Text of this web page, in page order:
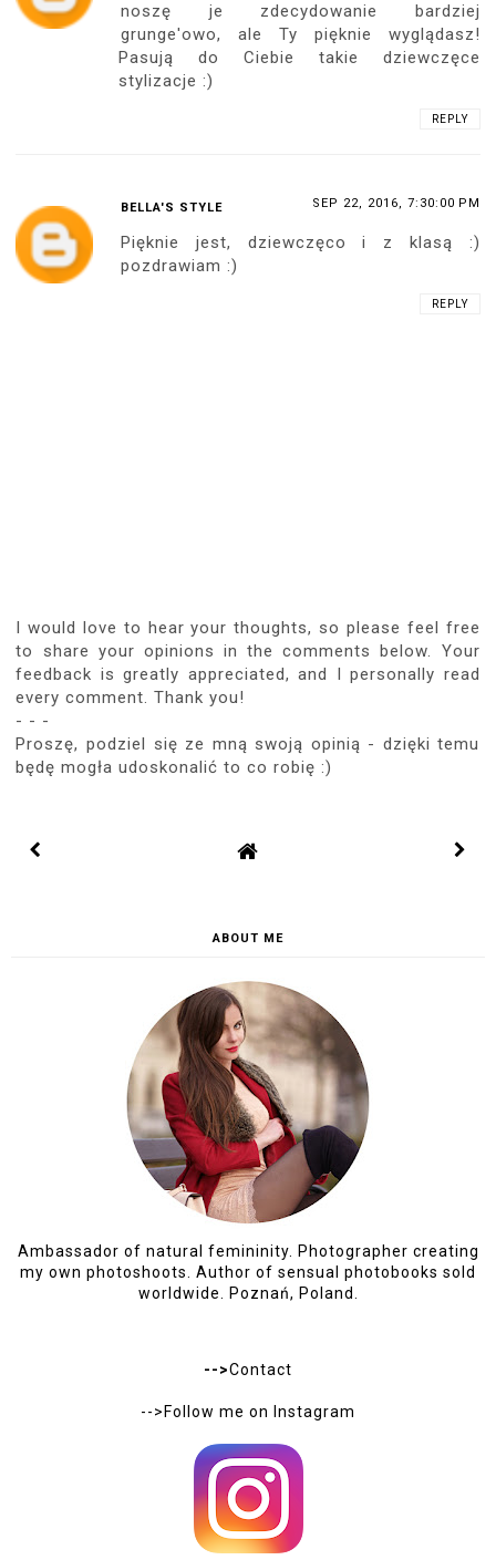
noszę je zdecydowanie bardziej
grunge'owo, ale Ty pięknie wyglądasz!
Pasują do Ciebie takie dziewczęce
stylizacje :)
REPLY
BELLA'S STYLE SEP 22, 2016, 7:30:00 PM
Pięknie jest, dziewczęco i z klasą :)
pozdrawiam :)
REPLY
I would love to hear your thoughts, so please feel free
to share your opinions in the comments below. Your
feedback is greatly appreciated, and I personally read
every comment. Thank you!
- - -
Proszę, podziel się ze mną swoją opinią - dzięki temu
będę mogła udoskonalić to co robię :)
ABOUT ME
Ambassador of natural femininity. Photographer creating
my own photoshoots. Author of sensual photobooks sold
worldwide. Poznań, Poland.
-->Contact
-->Follow me on Instagram